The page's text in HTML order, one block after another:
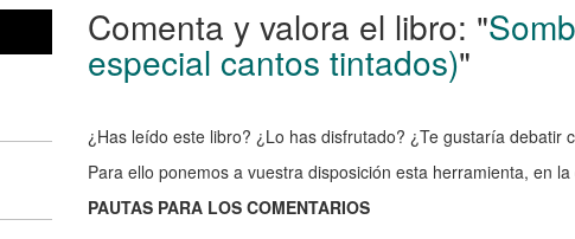
Comenta
y
valora
el
libro:
Sombra
Comenta y valora el libro: "
especial cantos tintados)"
¿Has leído este libro? ¿Lo has disfrutado? ¿Te gustaría debatir
Para ello ponemos a vuestra disposición esta herramienta, en
PAUTAS PARA LOS COMENTARIOS